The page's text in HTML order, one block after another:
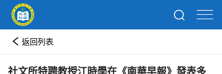
返回列表
社文所特聘教授江時學在《南華早報》發表多